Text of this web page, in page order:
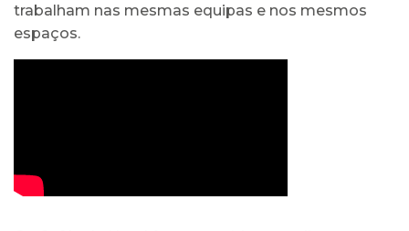
trabalham nas mesmas equipas e nos mesmos
espaços.